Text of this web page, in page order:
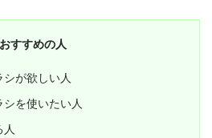
すすめの人
が欲しい人
を使いたい人